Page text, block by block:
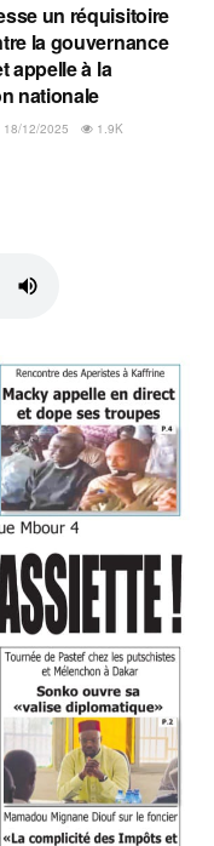
un réquisitoire
la gouvernance
appelle à la
nationale
18/12/2025 1.9K